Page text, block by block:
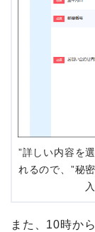
”詳しい内容を
れるので、”秘
また、10時か